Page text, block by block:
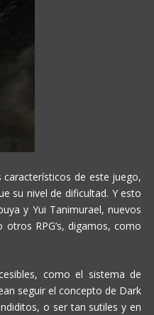
de este juego,
su nivel de dificultad. Y esto
y Yui Tanimurael, nuevos
RPG’s, digamos, como
como el sistema de
seguir el concepto de Dark
o ser tan sutiles y en